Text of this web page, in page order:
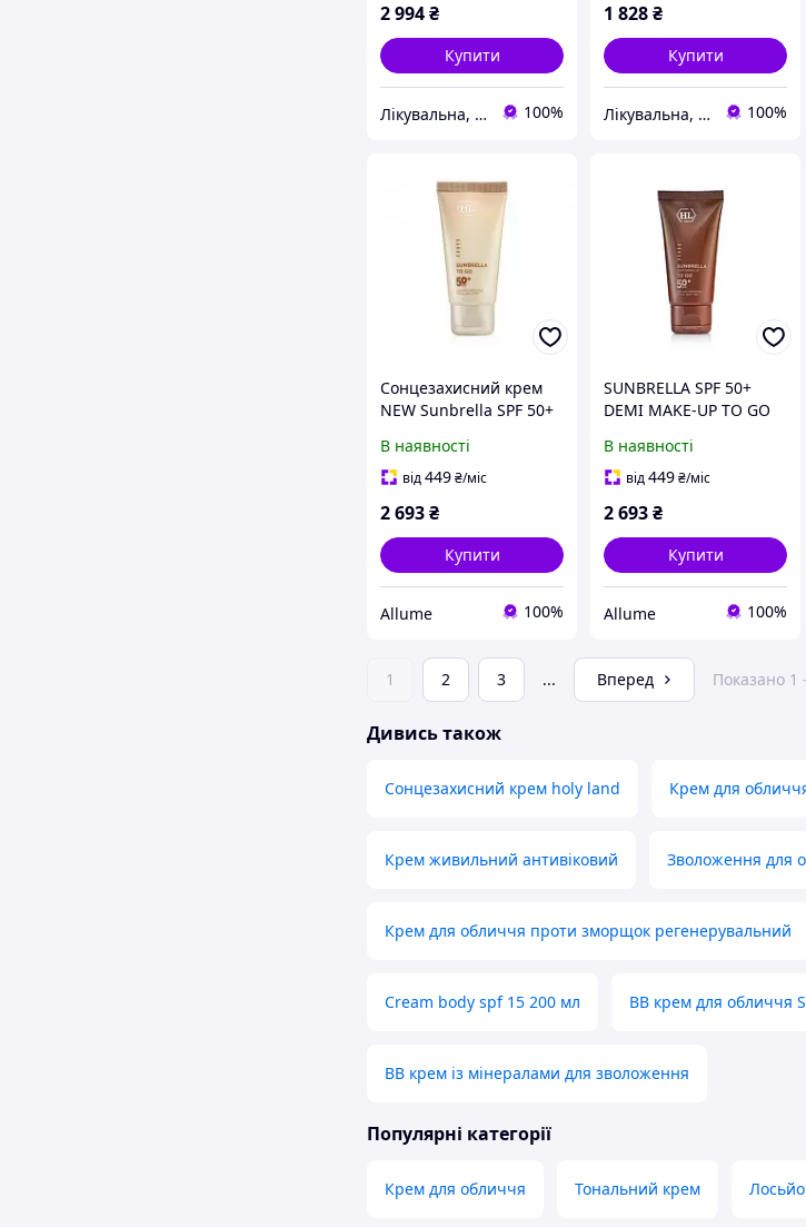
2 994₴
Купити
Лікувальна, доглядова та професійна косметика 100%
1 828₴
Купити
Лікувальна, доглядова та професійна косметика 100%
Сонцезахисний крем
NEW Sunbrella SPF 50+
(РОЗЛИВ)
В наявності
від449₴/міс
2 693₴
Купити
Allume 100%
SUNBRELLA SPF 50+
DEMI MAKE-UP TO GO
Сонцезахисний крем з
СПФ 50+ з тоном 50 мл
В наявності
від449₴/міс
2 693₴
Купити
Allume 100%
1 2 3 ... Вперед Показано 1
Дивись також
Сонцезахисний крем holy land Крем для
Крем живильний антивіковий Зволоження для
Крем для обличчя проти зморщок регенерувальний
Cream body spf 15 200 мл BB крем для обличчя
BB крем із мінералами для зволоження
Популярні категорії
Крем для обличчя Тональний крем